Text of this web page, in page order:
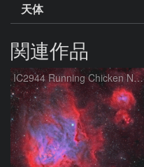
天体
関連作品
IC2944 Running Chicken Nebula